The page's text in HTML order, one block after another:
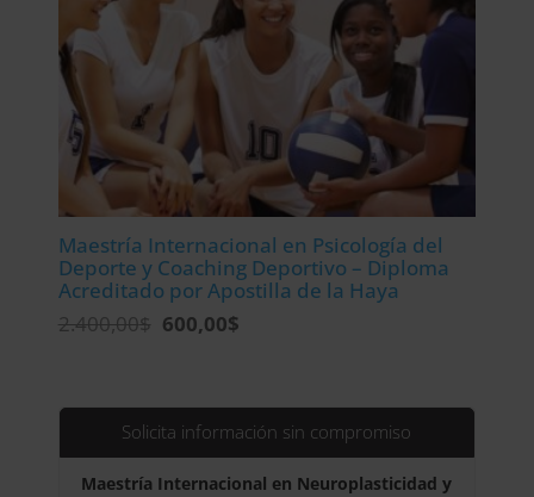
Maestría Internacional en Psicología del
Deporte y Coaching Deportivo – Diploma
Acreditado por Apostilla de la Haya
2.400,00$ El
era:
2.400,00$.
600,00$El
es:
600,00$.
Solicita información sin compromiso
Maestría Internacional en Neuroplasticidad y